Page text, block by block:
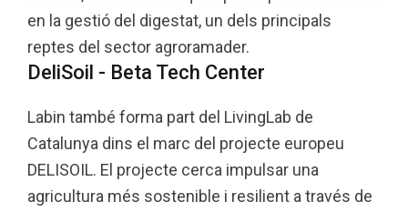
en la gestió del digestat, un dels principals
reptes del sector agroramader.
DeliSoil - Beta Tech Center
Labin també forma part del LivingLab de
Catalunya dins el marc del projecte europeu
DELISOIL. El projecte cerca impulsar una
agricultura més sostenible i resilient a través de